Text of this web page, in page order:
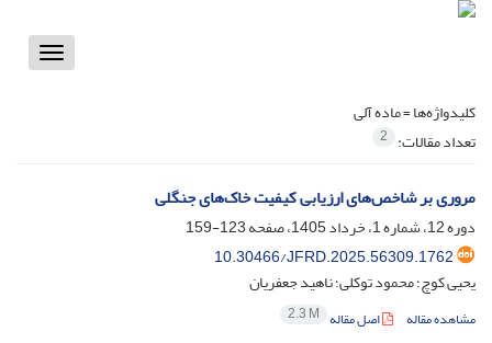
Toggle
کلیدواژه‌ها =ماده آلی
تعداد مقالات: 2
مروری بر شاخص‌های ارزیابی کیفیت خاک‌های جنگلی
دوره 12، شماره 1، خرداد 1405، صفحه
123-159
10.30466/JFRD.2025.56309.1762
یحیی کوچ؛ محمود توکلی؛ ناهید جعفریان
مشاهده مقاله اصل مقاله 2.3 M